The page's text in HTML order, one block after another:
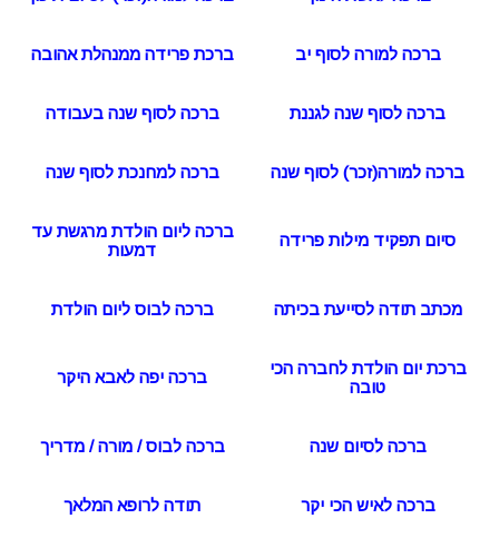
ברכה למורה לסוף יב ברכת פרידה ממנהלת אהובה
ברכה לסוף שנה לגננת ברכה לסוף שנה בעבודה
ברכה למורה(זכר) לסוף שנה ברכה למחנכת לסוף שנה
סיום תפקיד מילות פרידה
ברכה ליום הולדת מרגשת עד
דמעות
מכתב תודה לסייעת בכיתה ברכה לבוס ליום הולדת
ברכת יום הולדת לחברה הכי
טובה
ברכה יפה לאבא היקר
ברכה לסיום שנה ברכה לבוס / מורה / מדריך
ברכה לאיש הכי יקר תודה לרופא המלאך